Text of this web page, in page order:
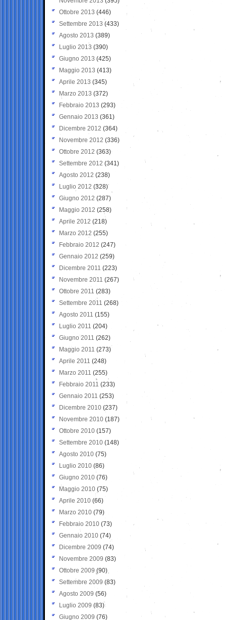
Ottobre 2013 (446)
Settembre 2013 (433)
Agosto 2013 (389)
Luglio 2013 (390)
Giugno 2013 (425)
Maggio 2013 (413)
Aprile 2013 (345)
Marzo 2013 (372)
Febbraio 2013 (293)
Gennaio 2013 (361)
Dicembre 2012 (364)
Novembre 2012 (336)
Ottobre 2012 (363)
Settembre 2012 (341)
Agosto 2012 (238)
Luglio 2012 (328)
Giugno 2012 (287)
Maggio 2012 (258)
Aprile 2012 (218)
Marzo 2012 (255)
Febbraio 2012 (247)
Gennaio 2012 (259)
Dicembre 2011 (223)
Novembre 2011 (267)
Ottobre 2011 (283)
Settembre 2011 (268)
Agosto 2011 (155)
Luglio 2011 (204)
Giugno 2011 (262)
Maggio 2011 (273)
Aprile 2011 (248)
Marzo 2011 (255)
Febbraio 2011 (233)
Gennaio 2011 (253)
Dicembre 2010 (237)
Novembre 2010 (187)
Ottobre 2010 (157)
Settembre 2010 (148)
Agosto 2010 (75)
Luglio 2010 (86)
Giugno 2010 (76)
Maggio 2010 (75)
Aprile 2010 (66)
Marzo 2010 (79)
Febbraio 2010 (73)
Gennaio 2010 (74)
Dicembre 2009 (74)
Novembre 2009 (83)
Ottobre 2009 (90)
Settembre 2009 (83)
Agosto 2009 (56)
Luglio 2009 (83)
Giugno 2009 (76)